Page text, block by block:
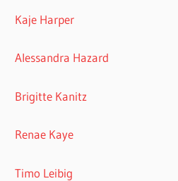
Kaje Harper
Alessandra Hazard
Brigitte Kanitz
Renae Kaye
Timo Leibig